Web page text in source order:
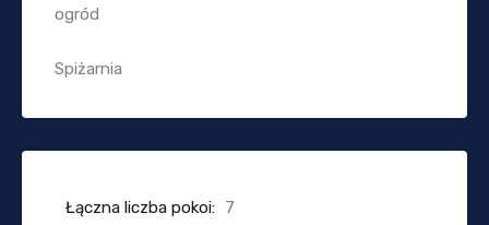
ogród
Spiżarnia
Łączna liczba pokoi: 7